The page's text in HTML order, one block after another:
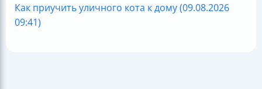
Как приучить уличного кота к дому (09.08.2026
09:41)